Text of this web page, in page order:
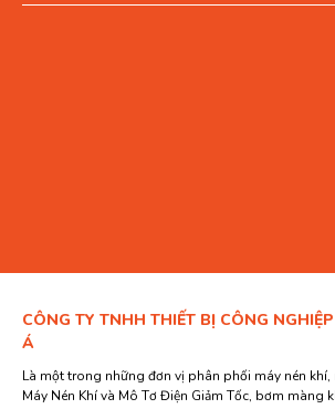
CÔNG TY TNHH THIẾT BỊ CÔNG
Á
Là một trong những đơn vị phân phối máy nén khí,
Máy Nén Khí và Mô Tơ Điện Giảm Tốc, bơm màng